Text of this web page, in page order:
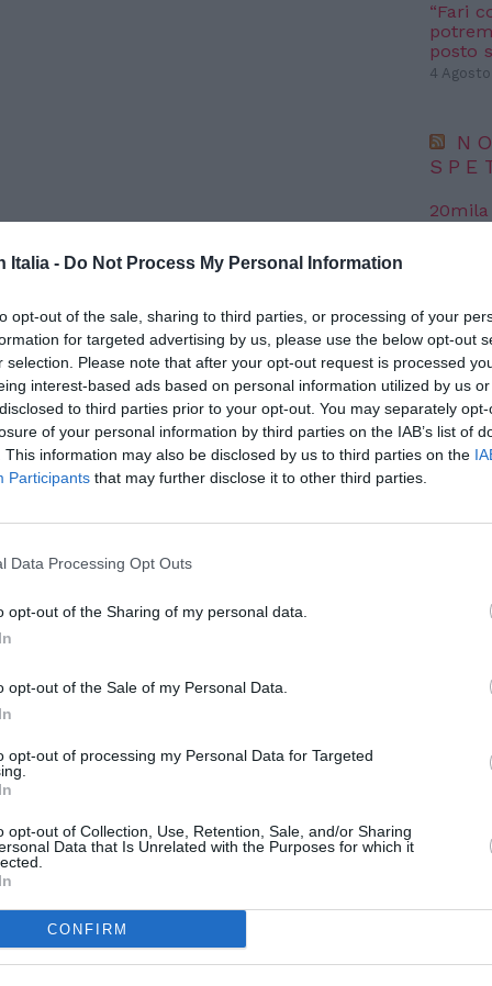
Italia - Do Not Process My Personal Information
opt-out of the sale, sharing to third parties, or processing of your
for targeted advertising by us, please use the below opt-out
selection. Please note that after your opt-out request is processed
interest-based ads based on personal information utilized by us
to third parties prior to your opt-out. You may separately
of your personal information by third parties on the IAB’s list of
This information may also be disclosed by us to third parties on the
Participants that may further disclose it to other third parties.
Data Processing Opt Outs
opt-out of the Sharing of my personal data.
opt-out of the Sale of my Personal Data.
opt-out of processing my Personal Data for Targeted
opt-out of Collection, Use, Retention, Sale, and/or Sharing
Data that Is Unrelated with the Purposes for which it
CONFIRM
Sabbadini, già direttrice del
tecnologie dell’Istat, ha sottolineato
olistico per affrontare la sfida del
di lancio del nuovo progetto
Demografica, tenutosi presso il Palazzo
ha affermato che “accoglienza
sono le cose che andrebbero
pensionistico”.
esclusivamente sulla politica di
accaduto durante il ventennio fascista,
È necessario adottare un approccio
sia l’accoglienza degli immigrati
attiva per la natalità.
l’importanza dell’accoglienza
di integrazione efficace per gli
in un paese. Questo approccio mira a
dei migranti, consentendo loro di
e alla società ospitante.
contribuire a soddisfare la domanda di
“Fari
posto
4
6